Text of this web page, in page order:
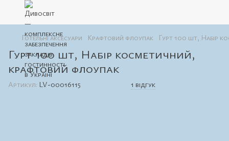
Готельні аксесуари Крафтовий флоупак Гурт 100 шт, Набір
Гурт 100 шт, Набір косметичний,
крафтовий флоупак
Артикул: LV-00016115 1 відгук